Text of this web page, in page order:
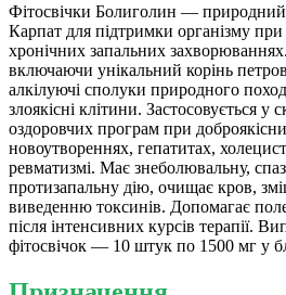
Фітосвічки Болиголин — природний
Карпат для підтримки організму
хронічних запальних
включаючи унікальний корінь
алкілуючі сполуки природного
злоякісні клітини. Застосовується у
оздоровчих програм при
новоутвореннях, гепатитах,
ревматизмі. Має знеболювальну,
протизапальну дію, очищає кров,
виведенню токсинів. Допомагає
після інтенсивних курсів терапії.
фітосвічок — 10 штук по 1500 мг у